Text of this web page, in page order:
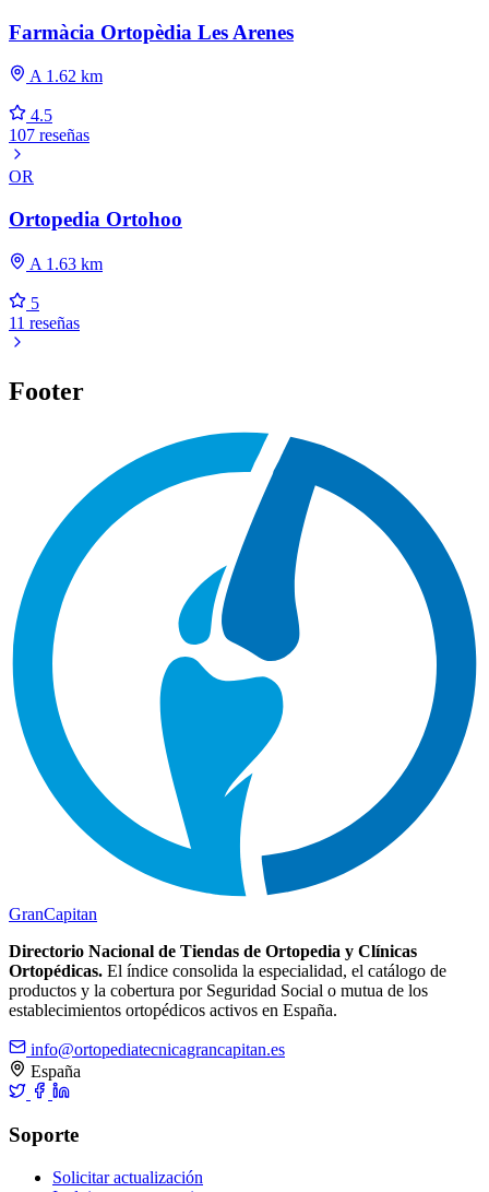
Farmàcia Ortopèdia Les Arenes
A 1.62 km
4.5
107 reseñas
OR
Ortopedia Ortohoo
A 1.63 km
5
11 reseñas
Footer
GranCapitan
Directorio Nacional de Tiendas de Ortopedia y Clínicas
Ortopédicas. El índice consolida la especialidad, el catálogo de
productos y la cobertura por Seguridad Social o mutua de los
establecimientos ortopédicos activos en España.
info@ortopediatecnicagrancapitan.es
España
Soporte
Solicitar actualización